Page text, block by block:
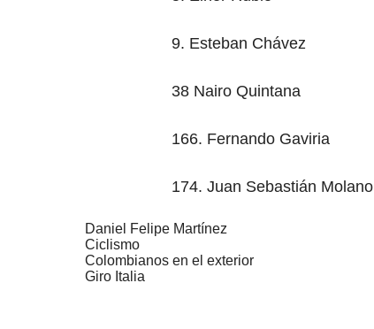
9. Esteban Chávez
38 Nairo Quintana
166. Fernando Gaviria
174. Juan Sebastián Molano
Daniel Felipe Martínez
Ciclismo
Colombianos en el exterior
Giro Italia